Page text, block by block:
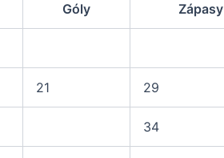
Góly Zápasy
21 29
34